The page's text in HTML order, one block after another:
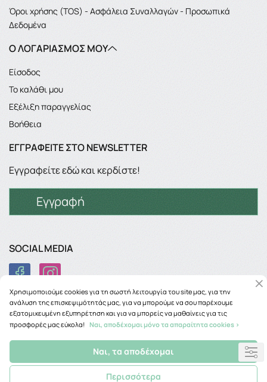
Όροι χρήσης (TOS) - Ασφάλεια Συναλλαγών - Προσωπικά
Δεδομένα
Ο ΛΟΓΑΡΙΑΣΜΌΣ ΜΟΥ
Είσοδος
Το καλάθι μου
Εξέλιξη παραγγελίας
Βοήθεια
ΕΓΓΡΑΦΕΊΤΕ ΣΤΟ NEWSLETTER
Εγγραφείτε εδώ και κερδίστε!
Εγγραφή
SOCIAL MEDIA
Copyright © 2026 phancy.gr
Χρησιμοποιούμε cookies για τη σωστή λειτουργία του site μας, για την
ανάλυση της επισκεψιμότητάς μας, για να μπορούμε να σου παρέχουμε
εξατομικευμένη εξυπηρέτηση και για να μπορείς να μαθαίνεις για τις
προσφορές μας εύκολα! Ναι, αποδέχομαι μόνο τα απαραίτητα cookies >
Ναι, τα αποδέχομαι
Περισσότερα